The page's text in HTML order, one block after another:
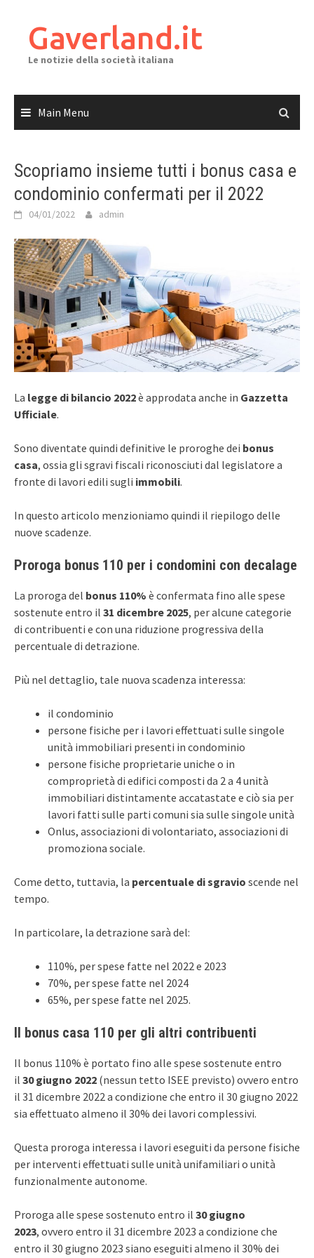
contentGaverland.it
Le notizie della società italiana
Main Menu
Scopriamo insieme tutti i bonus casa e
condominio confermati per il 2022
04/01/2022 admin
La legge di bilancio 2022è approdata anche in Gazzetta
Ufficiale.
Sono diventate quindi definitive le proroghe dei bonus
casa, ossia gli sgravi fiscali riconosciuti dal legislatore a
fronte di lavori edili sugli immobili.
In questo articolo menzioniamo quindi il riepilogo delle
nuove scadenze.
Proroga bonus 110 per i condomini con decalage
La proroga del bonus 110% è confermata fino alle spese
sostenute entro il 31 dicembre 2025, per alcune categorie
di contribuenti e con una riduzione progressiva della
percentuale di detrazione.
Più nel dettaglio, tale nuova scadenza interessa:
il condominio
persone fisiche per i lavori effettuati sulle singole
unità immobiliari presenti in condominio
persone fisiche proprietarie uniche o in
comproprietà di edifici composti da 2 a 4 unità
immobiliari distintamente accatastate e ciò sia per
lavori fatti sulle parti comuni sia sulle singole unità
Onlus, associazioni di volontariato, associazioni di
promoziona sociale.
Come detto, tuttavia, la percentuale di sgravio scende nel
tempo.
In particolare, la detrazione sarà del:
110%, per spese fatte nel 2022 e 2023
70%, per spese fatte nel 2024
65%, per spese fatte nel 2025.
Il bonus casa 110 per gli altri contribuenti
Il bonus 110% è portato fino alle spese sostenute entro
il 30 giugno 2022 (nessun tetto ISEE previsto) ovvero entro
il 31 dicembre 2022 a condizione che entro il 30 giugno 2022
sia effettuato almeno il 30% dei lavori complessivi.
Questa proroga interessa i lavori eseguiti da persone fisiche
per interventi effettuati sulle unità unifamiliari o unità
funzionalmente autonome.
Proroga alle spese sostenuto entro il 30 giugno
2023, ovvero entro il 31 dicembre 2023 a condizione che
entro il 30 giugno 2023 siano eseguiti almeno il 30% dei